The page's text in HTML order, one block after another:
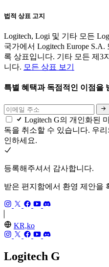
법적 상표 고지
Logitech, Logi 및 기타 모든
국가에서 Logitech Europe
록 상표입니다. 기타 모든 제3
니다. 모든 상표 보기
특별 혜택과 독점적인 이점을
Logitech G의 개인화된
독을 취소할 수 있습니다. 우리
인하세요.
등록해주셔서 감사합니다.
받은 편지함에서 환영 제안을
KR,ko
Logitech G